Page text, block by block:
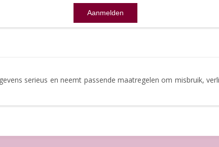
serieus en neemt passende maatregelen om misbruik,